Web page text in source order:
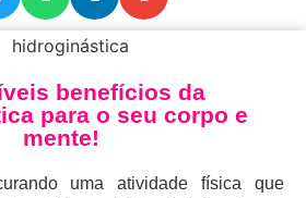
benefícios da
para o seu corpo e
mente!
uma atividade física que